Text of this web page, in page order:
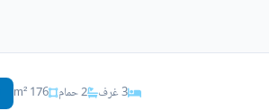
3 غرف 2 حمام 176 m²